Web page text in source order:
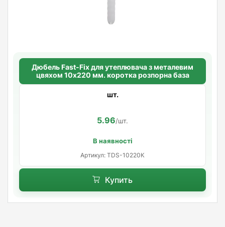
Дюбель Fast-Fix для утеплювача з металевим
цвяхом 10х220 мм. коротка розпорна база
шт.
5.96/шт.
В наявності
Артикул: TDS-10220К
Купить